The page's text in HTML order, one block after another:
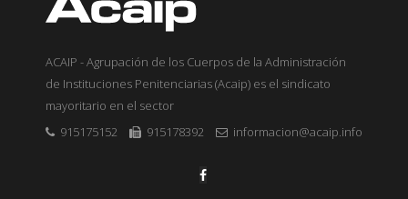
ACAIP - Agrupación de los Cuerpos de la Administración
de Instituciones Penitenciarias (Acaip) es el sindicato
mayoritario en el sector
915175152
915178392 informacion@acaip.info